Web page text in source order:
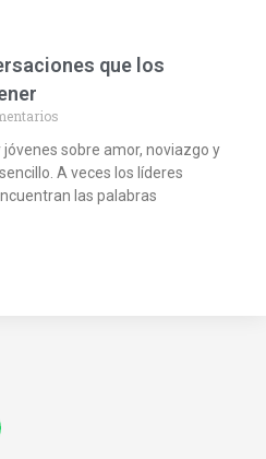
que los
sobre amor, noviazgo y
A veces los líderes
las palabras